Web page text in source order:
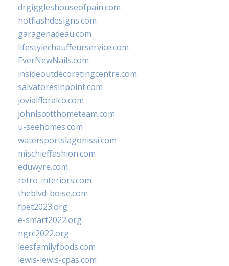
drgiggleshouseofpain.com
hotflashdesigns.com
garagenadeau.com
lifestylechauffeurservice.com
EverNewNails.com
insideoutdecoratingcentre.com
salvatoresinpoint.com
jovialfloralco.com
johnlscotthometeam.com
u-seehomes.com
watersportslagonissi.com
mischieffashion.com
eduwyre.com
retro-interiors.com
theblvd-boise.com
fpet2023.org
e-smart2022.org
ngrc2022.org
leesfamilyfoods.com
lewis-lewis-cpas.com